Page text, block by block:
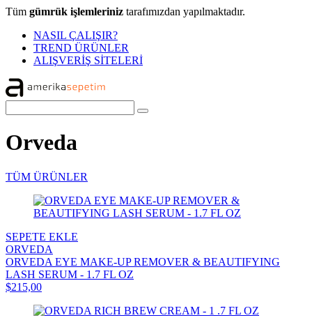
Tüm gümrük işlemleriniz tarafımızdan yapılmaktadır.
NASIL ÇALIŞIR?
TREND ÜRÜNLER
ALIŞVERİŞ SİTELERİ
Orveda
TÜM ÜRÜNLER
SEPETE EKLE
ORVEDA
ORVEDA EYE MAKE-UP REMOVER & BEAUTIFYING
LASH SERUM - 1.7 FL OZ
$215,00